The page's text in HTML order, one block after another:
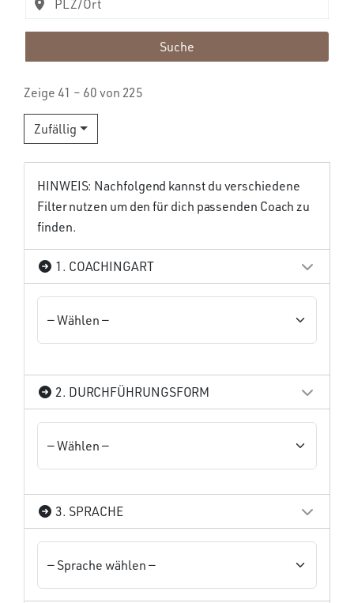
Suche
Zeige 41 – 60 von 225
Zufällig
HINWEIS: Nachfolgend kannst du verschiedene
Filter nutzen um den für dich passenden Coach zu
finden.
1. COACHINGART
2. DURCHFÜHRUNGSFORM
3. SPRACHE